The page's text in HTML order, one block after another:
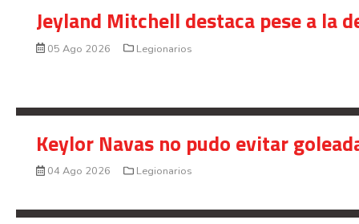
Jeyland Mitchell destaca pese a la
05 Ago 2026 Legionarios
Keylor Navas no pudo evitar
04 Ago 2026 Legionarios